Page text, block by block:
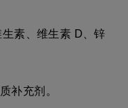
素、维生素 D、锌
补充剂。